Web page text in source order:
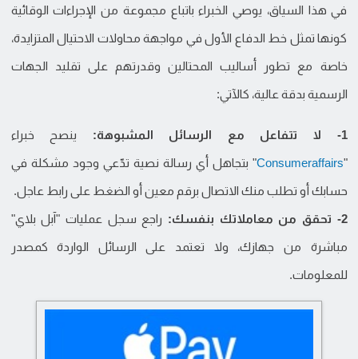
في هذا السياق، يوصي الخبراء باتباع مجموعة من الإجراءات الوقائية
كونها تمثل خط الدفاع الأول في مواجهة محاولات الاحتيال المتزايدة،
خاصة مع تطور أساليب المحتالين وقدرتهم على تقليد الجهات
الرسمية بدقة عالية، كالآتي:
1- لا تتفاعل مع الرسائل المشبوهة: ينصح خبراء
"
Consumeraffairs" بتجاهل أي رسالة نصية تدّعي وجود مشكلة في
حسابك أو تطلب منك الاتصال برقم معين أو الضغط على رابط عاجل.
2- تحقق من معاملاتك بنفسك: راجع سجل عمليات "آبل بلاي"
مباشرة من جهازك، ولا تعتمد على الرسائل الواردة كمصدر
للمعلومات.